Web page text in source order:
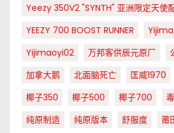
Yeezy 350V2 "SYNTH" 亚洲限定天使
YEEZY 700 BOOST RUNNER
Yijimaoyi02
万邦客供辰元原厂
加拿大鹅
北面脑死亡 匡威1970
椰子350
椰子500 椰子700
纯原制造
纯原版本 舒服度 莆